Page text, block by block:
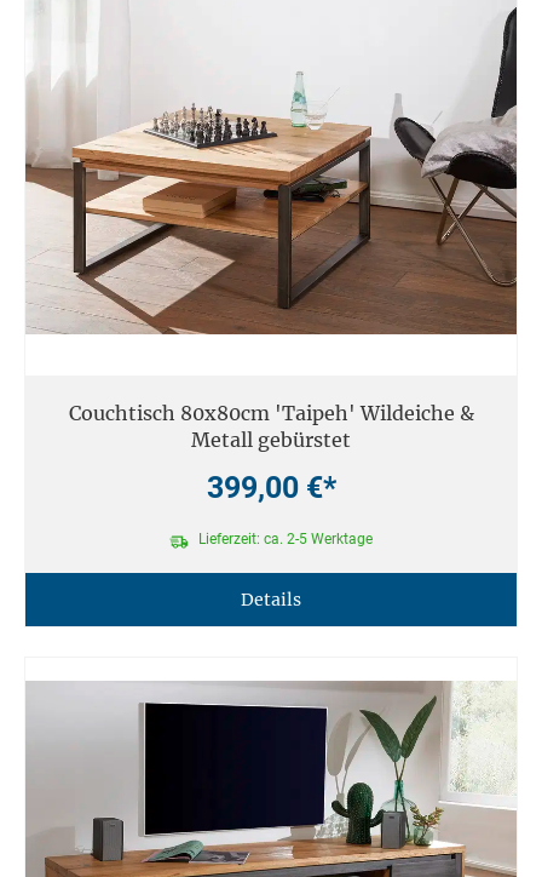
Couchtisch 80x80cm 'Taipeh' Wildeiche &
Metall gebürstet
399,00 €*
Lieferzeit: ca. 2-5 Werktage
Details